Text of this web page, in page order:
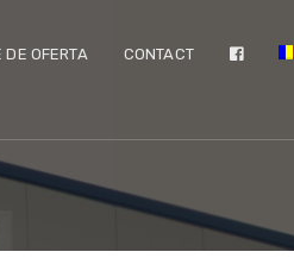
DE OFERTA CONTACT